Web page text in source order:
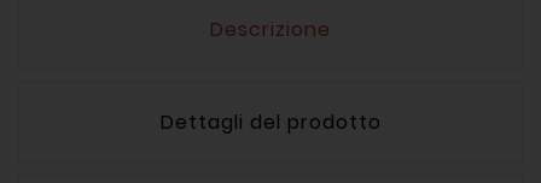
Descrizione
Dettagli del prodotto